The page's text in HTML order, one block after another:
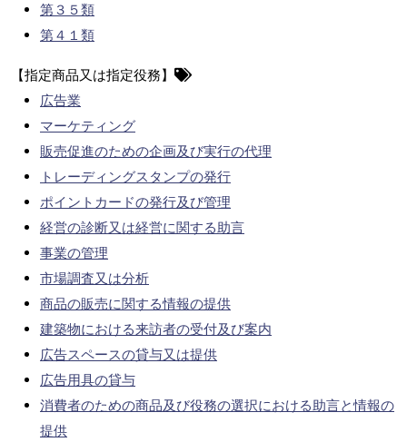
第３５類
第４１類
【指定商品又は指定役務】
広告業
マーケティング
販売促進のための企画及び実行の代理
トレーディングスタンプの発行
ポイントカードの発行及び管理
経営の診断又は経営に関する助言
事業の管理
市場調査又は分析
商品の販売に関する情報の提供
建築物における来訪者の受付及び案内
広告スペースの貸与又は提供
広告用具の貸与
消費者のための商品及び役務の選択における助言と情報の
提供